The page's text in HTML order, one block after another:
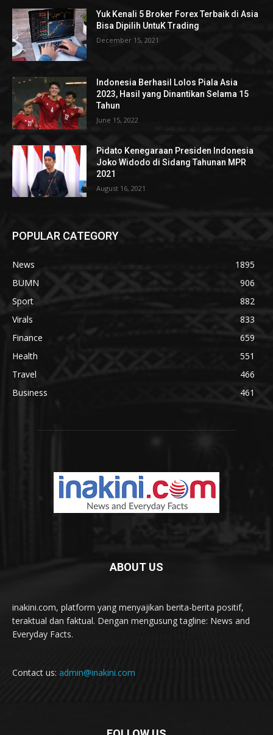
Yuk Kenali 5 Broker Forex Terbaik di Asia
Bisa Dipilih UntuK Trading
December 15, 2021
Indonesia Berhasil Lolos Piala Asia
2023, Hasil yang Dinantikan Selama 15
Tahun
June 15, 2022
Pidato Kenegaraan Presiden Indonesia
Joko Widodo di Sidang Tahunan MPR
2021
August 16, 2021
POPULAR CATEGORY
News
1895
BUMN
906
Sport
882
Virals
833
Finance
659
Health
551
Travel
466
Business
461
ABOUT US
inakini.com, platform yang menyajikan berita-berita positif,
teraktual dan faktual. Dengan mengusung tagline: News and
Everyday Facts.
Contact us: admin@inakini.com